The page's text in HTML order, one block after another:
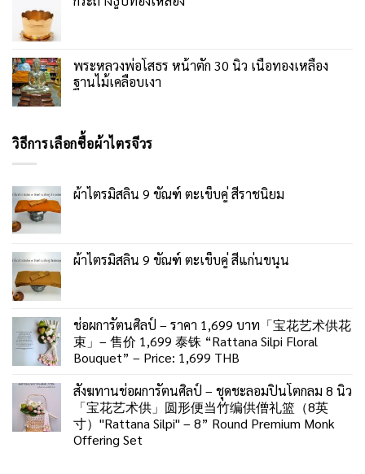
พระหลวงพ่อโสธร หน้าตัก 30 นิ้ว เนื้อทองเหลือง
ฐานไม้เคลือบเงา
วิธีการเลือกซื้อผ้าไตรจีวร
ผ้าไตรมิสลิน 9 ขัณฑ์ ตะเข็บคู่ สีราชนิยม
ผ้าไตรมิสลิน 9 ขัณฑ์ ตะเข็บคู่ สีแก่นขนุน
ช่อผการัตนศิลป์ – ราคา 1,699 บาท「宝花艺术供花
束」– 售价 1,699 泰铢 “Rattana Silpi Floral
Bouquet” – Price: 1,699 THB
สังฆทานช่อผการัตนศิลป์ – ชุดชะลอมปิ่นโตกลม 8 นิ้ว
「宝花艺术供」圆形便当竹编供僧礼篮（8英
寸）"Rattana Silpi" – 8” Round Premium Monk
Offering Set